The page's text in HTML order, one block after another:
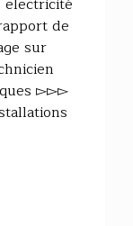
de
sur
▻▻▻